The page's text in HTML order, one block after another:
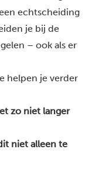
echtscheiding
je bij de
– ook als er
helpen je verder
zo niet langer
niet alleen te